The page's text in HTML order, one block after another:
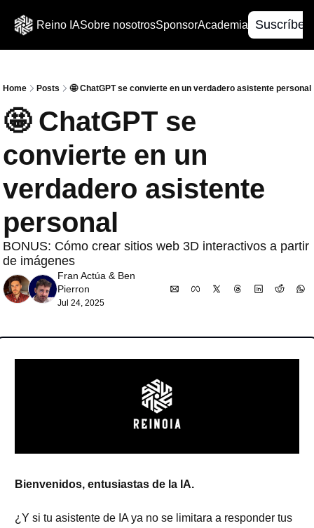
Reino IASobre nosotrosSponsorAcademia
Home Posts 🤩 ChatGPT se convierte en un verdadero asistente personal
🤩 ChatGPT se
convierte en un
verdadero asistente
personal
BONUS: Cómo crear sitios web 3D interactivos a partir
de imágenes
Fran Actúa & Ben
Pierron
Jul 24, 2025
Bienvenidos, entusiastas de la IA.
¿Y si tu asistente de IA ya no se limitara a responder tus